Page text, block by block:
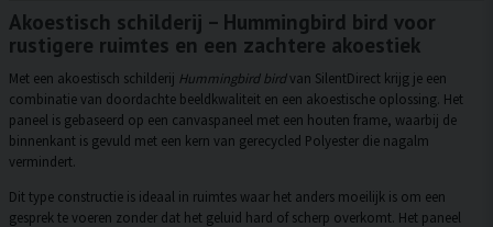
Akoestisch schilderij – Hummingbird bird voor
rustigere ruimtes en een zachtere akoestiek
Met een akoestisch schilderij Hummingbird birdvan SilentDirect krijg je een
combinatie van doordachte beeldkwaliteit en een akoestische oplossing. Het
paneel is gebaseerd op een canvaspaneel met een houten frame, waarbij de
binnenkant is gevuld met een kern van gerecycled Polyester die nagalm
vermindert.
Dit type constructie is ideaal in ruimtes waar het anders moeilijk is om een
gesprek te voeren zonder dat het geluid hard of scherp overkomt. Het paneel